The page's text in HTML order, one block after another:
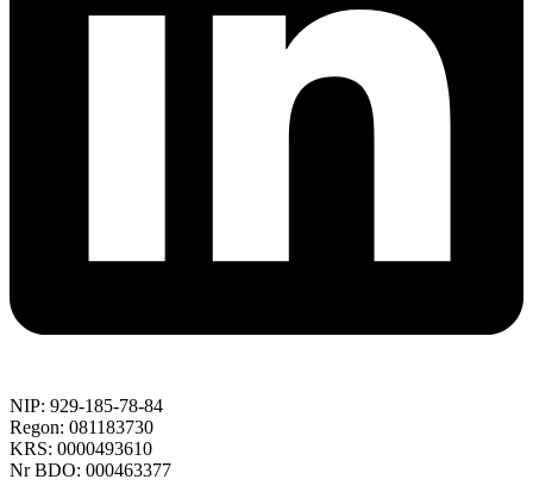
NIP: 929-185-78-84
Regon: 081183730
KRS: 0000493610
Nr BDO: 000463377